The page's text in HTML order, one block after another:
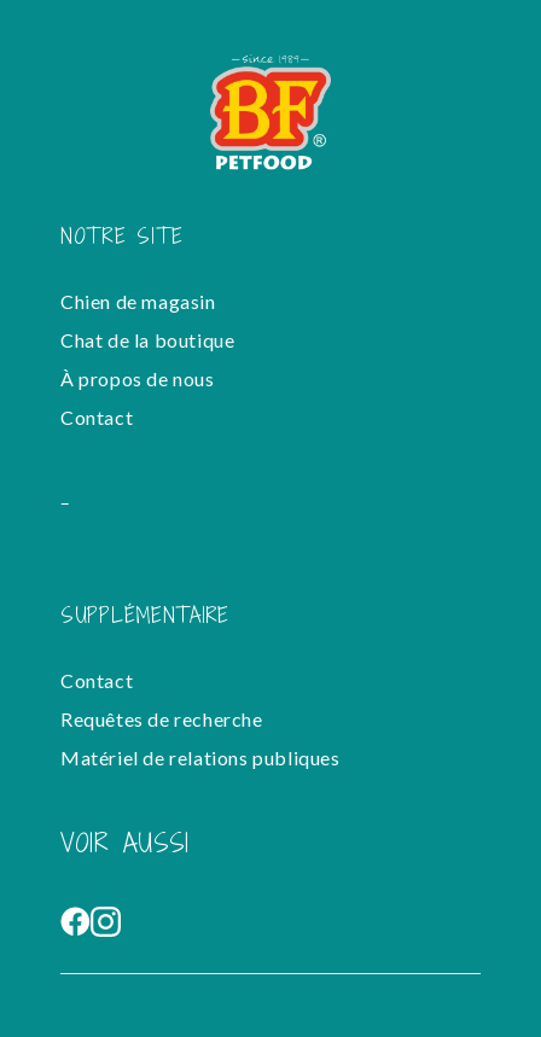
NOTRE SITE
Chien de magasin
Chat de la boutique
À propos de nous
Contact
-
SUPPLÉMENTAIRE
Contact
Requêtes de recherche
Matériel de relations publiques
VOIR AUSSI